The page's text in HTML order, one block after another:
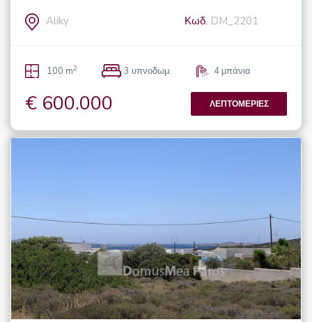
Aliky Κωδ. DM_2201
100 m2 3 υπνοδωμ. 4 μπάνια
€ 600.000 ΛΕΠΤΟΜΈΡΙΕΣ